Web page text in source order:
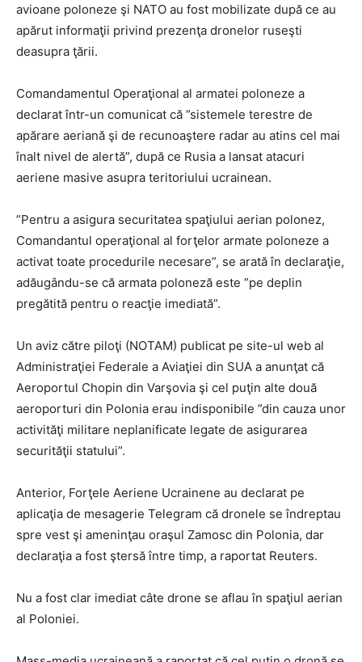
avioane poloneze şi NATO au fost mobilizate după ce au
apărut informaţii privind prezenţa dronelor ruseşti
deasupra ţării.
Comandamentul Operaţional al armatei poloneze a
declarat într-un comunicat că ”sistemele terestre de
apărare aeriană şi de recunoaştere radar au atins cel mai
înalt nivel de alertă”, după ce Rusia a lansat atacuri
aeriene masive asupra teritoriului ucrainean.
”Pentru a asigura securitatea spaţiului aerian polonez,
Comandantul operaţional al forţelor armate poloneze a
activat toate procedurile necesare”, se arată în declaraţie,
adăugându-se că armata poloneză este ”pe deplin
pregătită pentru o reacţie imediată”.
Un aviz către piloţi (NOTAM) publicat pe site-ul web al
Administraţiei Federale a Aviaţiei din SUA a anunţat că
Aeroportul Chopin din Varşovia şi cel puţin alte două
aeroporturi din Polonia erau indisponibile ”din cauza unor
activităţi militare neplanificate legate de asigurarea
securităţii statului”.
Anterior, Forţele Aeriene Ucrainene au declarat pe
aplicaţia de mesagerie Telegram că dronele se îndreptau
spre vest şi ameninţau oraşul Zamosc din Polonia, dar
declaraţia a fost ştersă între timp, a raportat Reuters.
Nu a fost clar imediat câte drone se aflau în spaţiul aerian
al Poloniei.